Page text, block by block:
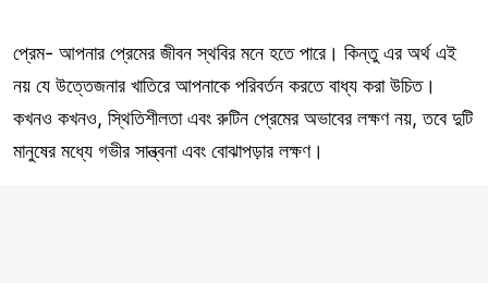
প্রেম- আপনার প্রেমের জীবন স্থবির মনে হতে পারে। কিন্তু এর অর্থ এই
নয় যে উত্তেজনার খাতিরে আপনাকে পরিবর্তন করতে বাধ্য করা উচিত।
কখনও কখনও, স্থিতিশীলতা এবং রুটিন প্রেমের অভাবের লক্ষণ নয়, তবে দুটি
মানুষের মধ্যে গভীর সান্ত্বনা এবং বোঝাপড়ার লক্ষণ।